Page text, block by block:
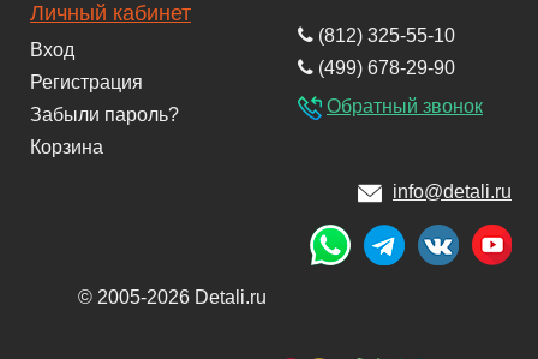
Личный кабинет
Вход
Регистрация
Забыли пароль?
Корзина
(812) 325-55-10
(499) 678-29-90
Обратный звонок
info@detali.ru
© 2005-2026 Detali.ru